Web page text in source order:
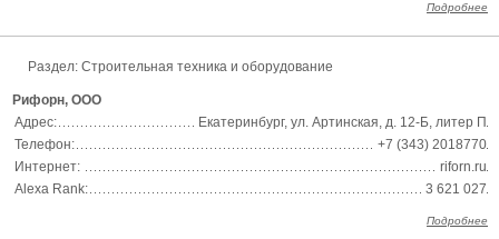
Подробнее
Раздел: Строительная техника и оборудование
Рифорн, ООО
Адрес:
Екатеринбург, ул. Артинская, д. 12-Б, литер П
Телефон:
+7 (343) 2018770
Интернет:
riforn.ru
Alexa Rank:
3 621 027
Подробнее